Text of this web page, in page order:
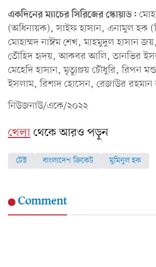
একদিনের ম্যাচের সিরিজের স্কোয়াড:
(অধিনায়ক), সাইফ হাসান, এনামুল হক
মোহাম্মদ নাঈম শেখ, মাহমুদুল হাসান
তৌহিদ হৃদয়, আকবর আলি, তানভির
মেহেদি হাসান, মৃত্যুঞ্জয় চৌধুরি, রিপন
ইসলাম, রিশাদ হোসেন, রেজাউর রহমান
নিউজনাউ/একে/২০২২
খেলাথেকে আরও পড়ুন
টেস্ট বাংলাদেশ ক্রিকেট মুমিনুল হক
Comment